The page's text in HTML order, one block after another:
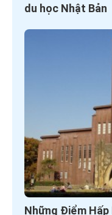
du học Nhật Bản
Những Điểm Hấp